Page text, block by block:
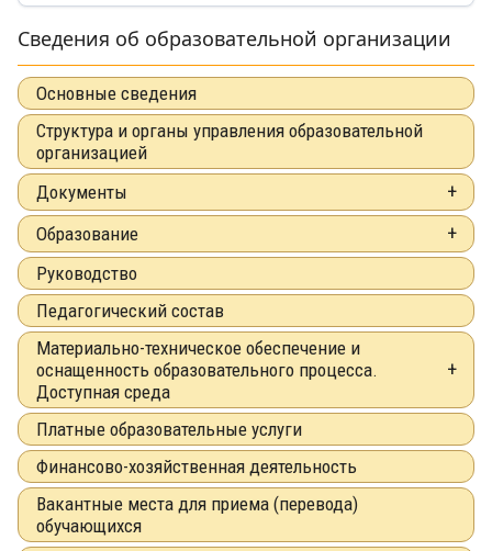
Сведения об образовательной организации
Основные сведения
Структура и органы управления образовательной
организацией
Документы
Образование
Руководство
Педагогический состав
Материально-техническое обеспечение и
оснащенность образовательного процесса.
Доступная среда
Платные образовательные услуги
Финансово-хозяйственная деятельность
Вакантные места для приема (перевода)
обучающихся